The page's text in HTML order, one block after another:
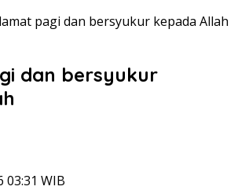
pagi dan bersyukur kepada Allah
dan bersyukur
03:31 WIB